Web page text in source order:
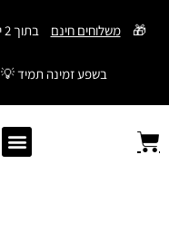
דילוג
🎁 משלוחים חינם בתוך 2 ימי עבודה! 📍
בשפע זמינה תמיד 💡